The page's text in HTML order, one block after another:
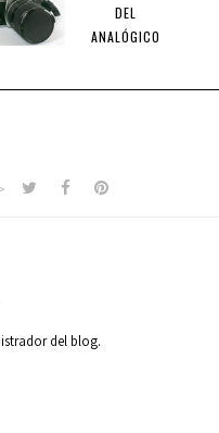
DEL
ANALÓGICO
del blog.